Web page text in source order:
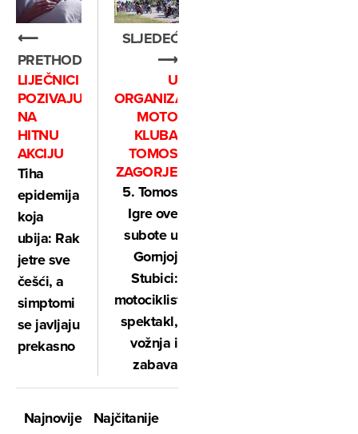
⟵
PRETHODNO
LIJEČNICI
POZIVAJU
NA
HITNU
AKCIJU
Tiha
epidemija
koja
ubija: Rak
jetre sve
češći, a
simptomi
se javljaju
prekasno
SLJEDEĆE
⟶
U
ORGANIZACIJI
MOTO
KLUBA
TOMOS
ZAGORJE
5. Tomos
Igre ove
subote u
Gornjoj
Stubici:
motociklistički
spektakl,
vožnja i
zabava
Najnovije
Najčitanije